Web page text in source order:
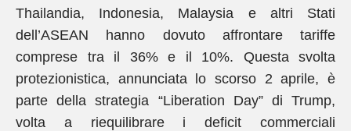
Thailandia, Indonesia, Malaysia e altri Stati
dell’ASEAN hanno dovuto affrontare tariffe
comprese tra il 36% e il 10%. Questa svolta
protezionistica, annunciata lo scorso 2 aprile, è
parte della strategia “Liberation Day” di Trump,
volta a riequilibrare i deficit commerciali